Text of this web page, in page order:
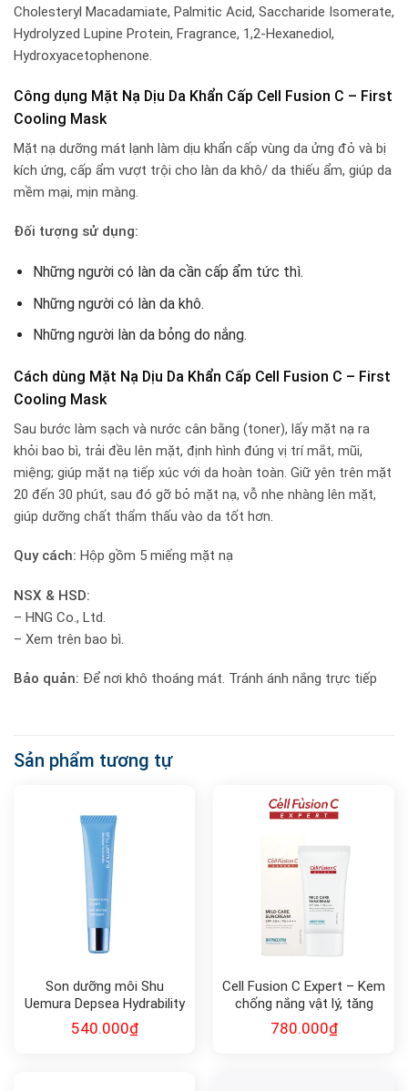
Cholesteryl Macadamiate, Palmitic Acid, Saccharide Isomerate,
Hydrolyzed Lupine Protein, Fragrance, 1,2-Hexanediol,
Hydroxyacetophenone.
Công dụng Mặt Nạ Dịu Da Khẩn Cấp Cell Fusion C – First
Cooling Mask
Mặt nạ dưỡng mát lạnh làm dịu khẩn cấp vùng da ửng đỏ và bị
kích ứng, cấp ẩm vượt trội cho làn da khô/ da thiếu ẩm, giúp da
mềm mại, mịn màng.
Đối tượng sử dụng:
Những người có làn da cần cấp ẩm tức thì.
Những người có làn da khô.
Những người làn da bỏng do nắng.
Cách dùng Mặt Nạ Dịu Da Khẩn Cấp Cell Fusion C – First
Cooling Mask
Sau bước làm sạch và nước cân bằng (toner), lấy mặt nạ ra
khỏi bao bì, trải đều lên mặt, định hình đúng vị trí mắt, mũi,
miệng; giúp mặt nạ tiếp xúc với da hoàn toàn. Giữ yên trên mặt
20 đến 30 phút, sau đó gỡ bỏ mặt nạ, vỗ nhẹ nhàng lên mặt,
giúp dưỡng chất thẩm thấu vào da tốt hơn.
Quy cách: Hộp gồm 5 miếng mặt nạ
NSX & HSD:
– HNG Co., Ltd.
– Xem trên bao bì.
Bảo quản: Để nơi khô thoáng mát. Tránh ánh nắng trực tiếp
Sản phẩm tương tự
Son dưỡng môi Shu
Uemura Depsea Hydrability
Moisturizing Lip Balm 15ml
540.000₫
Cell Fusion C Expert – Kem
chống nắng vật lý, tăng
cường hàng rào bảo vệ da
Mild Care Suncream SPF
780.000₫